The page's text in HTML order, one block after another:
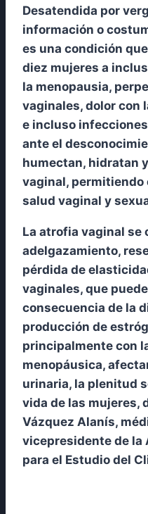
Desatendida por
información o
es una condición
diez mujeres a
la menopausia,
vaginales, dolor con
e incluso
ante el
humectan, hidratan
vaginal, permitiendo
salud vaginal y
La atrofia vaginal se
adelgazamiento,
pérdida de
vaginales, que
consecuencia de la
producción de
principalmente con
menopáusica,
urinaria, la plenitud
vida de las mujeres,
Vázquez Alanís,
vicepresidente de la
para el Estudio del